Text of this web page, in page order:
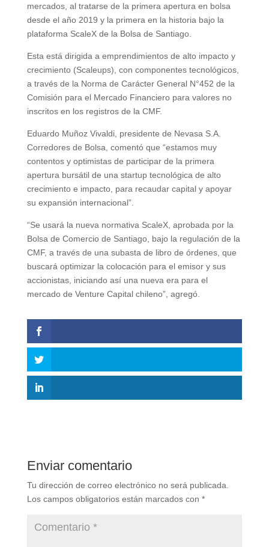
mercados, al tratarse de la primera apertura en bolsa
desde el año 2019 y la primera en la historia bajo la
plataforma ScaleX de la Bolsa de Santiago.
Esta está dirigida a emprendimientos de alto impacto y
crecimiento (Scaleups), con componentes tecnológicos,
a través de la Norma de Carácter General N°452 de la
Comisión para el Mercado Financiero para valores no
inscritos en los registros de la CMF.
Eduardo Muñoz Vivaldi, presidente de Nevasa S.A.
Corredores de Bolsa, comentó que “estamos muy
contentos y optimistas de participar de la primera
apertura bursátil de una startup tecnológica de alto
crecimiento e impacto, para recaudar capital y apoyar
su expansión internacional”.
“Se usará la nueva normativa ScaleX, aprobada por la
Bolsa de Comercio de Santiago, bajo la regulación de la
CMF, a través de una subasta de libro de órdenes, que
buscará optimizar la colocación para el emisor y sus
accionistas, iniciando así una nueva era para el
mercado de Venture Capital chileno”, agregó.
Enviar comentario
Tu dirección de correo electrónico no será publicada.
Los campos obligatorios están marcados con *